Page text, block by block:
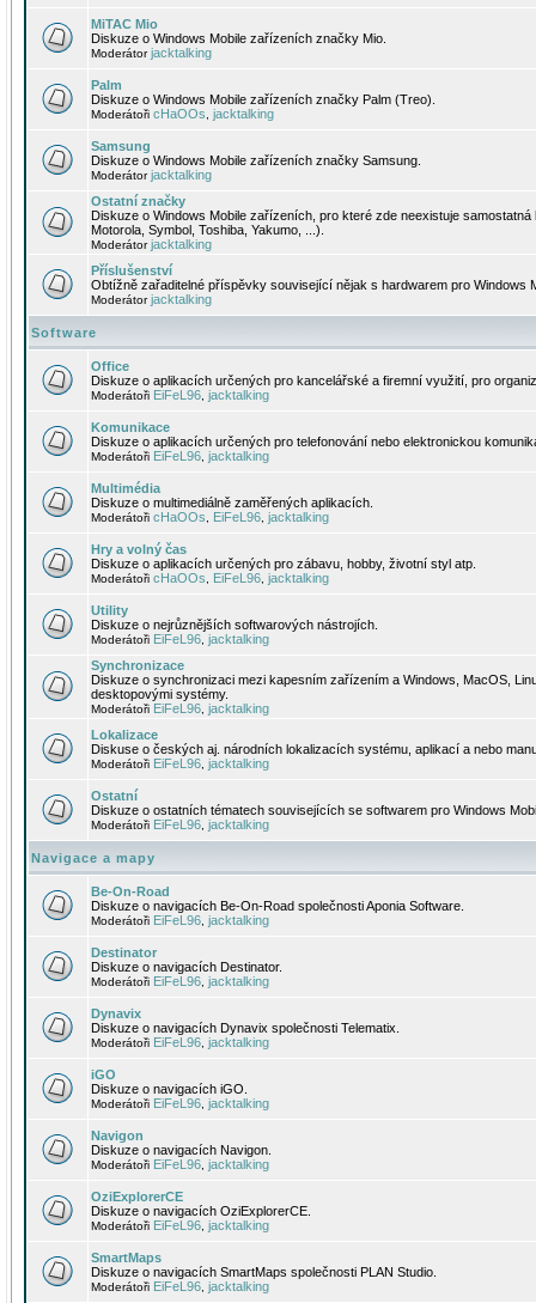
MiTAC Mio
Diskuze o Windows Mobile zařízeních značky Mio.
Moderátorjacktalking
Palm
Diskuze o Windows Mobile zařízeních značky Palm (Treo).
Moderátoři cHaOOs jacktalking
Samsung
Diskuze o Windows Mobile zařízeních značky Samsung.
Moderátorjacktalking
Ostatní značky
Diskuze o Windows Mobile zařízeních, pro které zde neexistuje
Motorola, Symbol, Toshiba, Yakumo, ...).
Moderátorjacktalking
Příslušenství
Obtížně zařaditelné příspěvky související nějak s hardwarem pro Windows
Moderátorjacktalking
Software
Office
Diskuze o aplikacích určených pro kancelářské a firemní využití, pro
Moderátoři EiFeL96 jacktalking
Komunikace
Diskuze o aplikacích určených pro telefonování nebo elektronickou
Moderátoři EiFeL96 jacktalking
Multimédia
Diskuze o multimediálně zaměřených aplikacích.
Moderátoři cHaOOs EiFeL96 jacktalking
Hry a volný čas
Diskuze o aplikacích určených pro zábavu, hobby, životní styl atp.
Moderátoři cHaOOs EiFeL96 jacktalking
Utility
Diskuze o nejrůznějších softwarových nástrojích.
Moderátoři EiFeL96 jacktalking
Synchronizace
Diskuze o synchronizaci mezi kapesním zařízením a Windows, MacOS,
desktopovými systémy.
Moderátoři EiFeL96 jacktalking
Lokalizace
Diskuse o českých aj. národních lokalizacích systému, aplikací a nebo
Moderátoři EiFeL96 jacktalking
Ostatní
Diskuze o ostatních tématech souvisejících se softwarem pro Windows
Moderátoři EiFeL96 jacktalking
Navigace a mapy
Be-On-Road
Diskuze o navigacích Be-On-Road společnosti Aponia Software.
Moderátoři EiFeL96 jacktalking
Destinator
Diskuze o navigacích Destinator.
Moderátoři EiFeL96 jacktalking
Dynavix
Diskuze o navigacích Dynavix společnosti Telematix.
Moderátoři EiFeL96 jacktalking
iGO
Diskuze o navigacích iGO.
Moderátoři EiFeL96 jacktalking
Navigon
Diskuze o navigacích Navigon.
Moderátoři EiFeL96 jacktalking
OziExplorerCE
Diskuze o navigacích OziExplorerCE.
Moderátoři EiFeL96 jacktalking
SmartMaps
Diskuze o navigacích SmartMaps společnosti PLAN Studio.
Moderátoři EiFeL96 jacktalking